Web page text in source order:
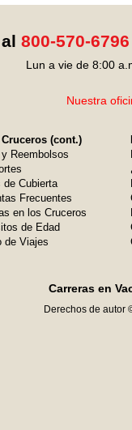
800-570-6796
Lun a vie de 8:00
Nuestra
(cont.)
Reembolsos
de Cubierta
Frecuentes
en los Cruceros
de Edad
de Viajes
Carreras en
Derechos de autor